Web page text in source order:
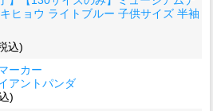
ヒョウ ライトブルー 子供サイズ 半袖
込)
ーカー
アントパンダ
)